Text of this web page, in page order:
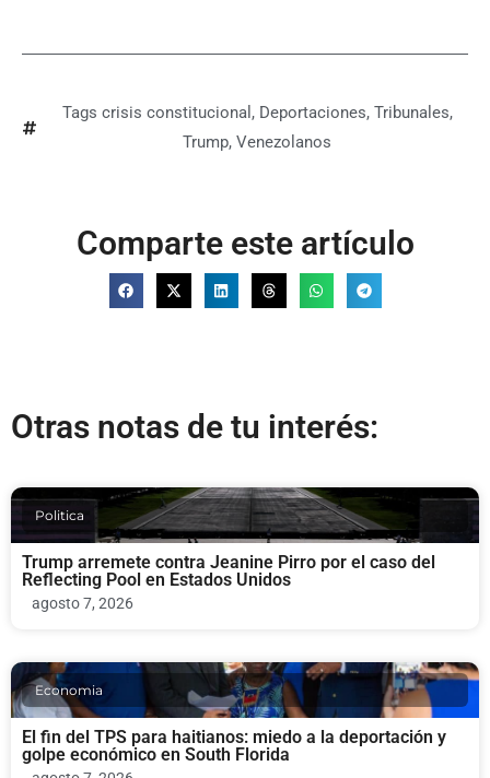
Tags crisis constitucional , Deportaciones, Tribunales,
Trump, Venezolanos
Comparte este artículo
Otras notas de tu interés:
Politica
Trump arremete contra Jeanine Pirro por el caso del
Reflecting Pool en Estados Unidos
agosto 7, 2026
Economia
El fin del TPS para haitianos: miedo a la deportación y
golpe económico en South Florida